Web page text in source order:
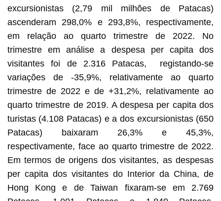
excursionistas (2,79 mil milhões de Patacas)
ascenderam 298,0% e 293,8%, respectivamente,
em relação ao quarto trimestre de 2022. No
trimestre em análise a despesa per capita dos
visitantes foi de 2.316 Patacas, registando-se
variações de -35,9%, relativamente ao quarto
trimestre de 2022 e de +31,2%, relativamente ao
quarto trimestre de 2019. A despesa per capita dos
turistas (4.108 Patacas) e a dos excursionistas (650
Patacas) baixaram 26,3% e 45,3%,
respectivamente, face ao quarto trimestre de 2022.
Em termos de origens dos visitantes, as despesas
per capita dos visitantes do Interior da China, de
Hong Kong e de Taiwan fixaram-se em 2.769